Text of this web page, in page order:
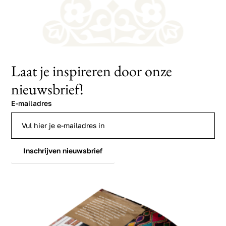
Laat je inspireren door onze
nieuwsbrief!
E-mailadres
Inschrijven nieuwsbrief